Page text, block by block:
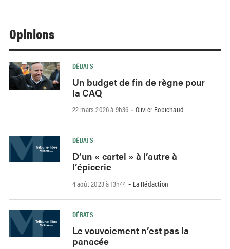
Opinions
DÉBATS
Un budget de fin de règne pour
la CAQ
22 mars 2026 à 9h36 - Olivier Robichaud
DÉBATS
D’un « cartel » à l’autre à
l’épicerie
4 août 2023 à 13h44 - La Rédaction
DÉBATS
Le vouvoiement n’est pas la
panacée